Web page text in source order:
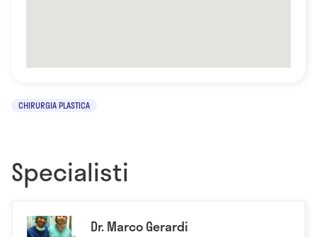
CHIRURGIA PLASTICA
Specialisti
Dr. Marco Gerardi